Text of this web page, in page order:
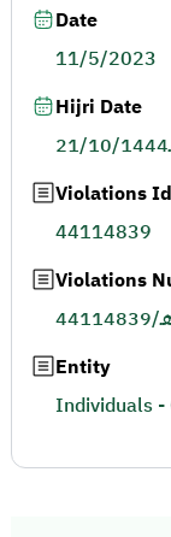
Date
11/5/2023
Hijri Date
Violations Id
44114839
Violations
Entity
Individuals -